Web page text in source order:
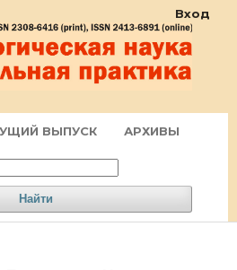
ВЫПУСК АРХИВЫ
Найти
Вход